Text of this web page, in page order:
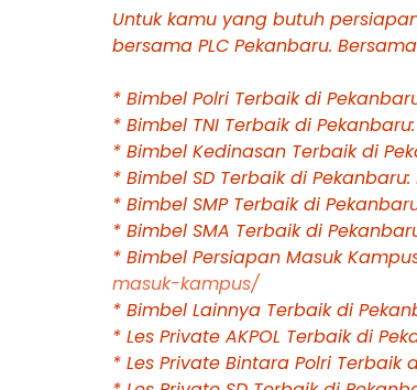
Untuk kamu yang butuh
bersama PLC Pekanbaru.
* Bimbel Polri Terbaik di
* Bimbel TNI Terbaik di Pekanbaru:
* Bimbel Kedinasan Terbaik di
* Bimbel SD Terbaik di Pekanbaru:
* Bimbel SMP Terbaik di
* Bimbel SMA Terbaik di
* Bimbel Persiapan Masuk
masuk-kampus/
* Bimbel Lainnya Terbaik di
* Les Private AKPOL Terbaik di
* Les Private Bintara Polri Terbaik